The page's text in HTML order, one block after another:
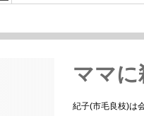
ママに
紀子(市毛良枝)は